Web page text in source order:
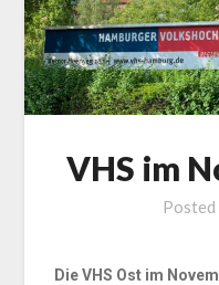
VHS im
Posted
Die VHS Ost im